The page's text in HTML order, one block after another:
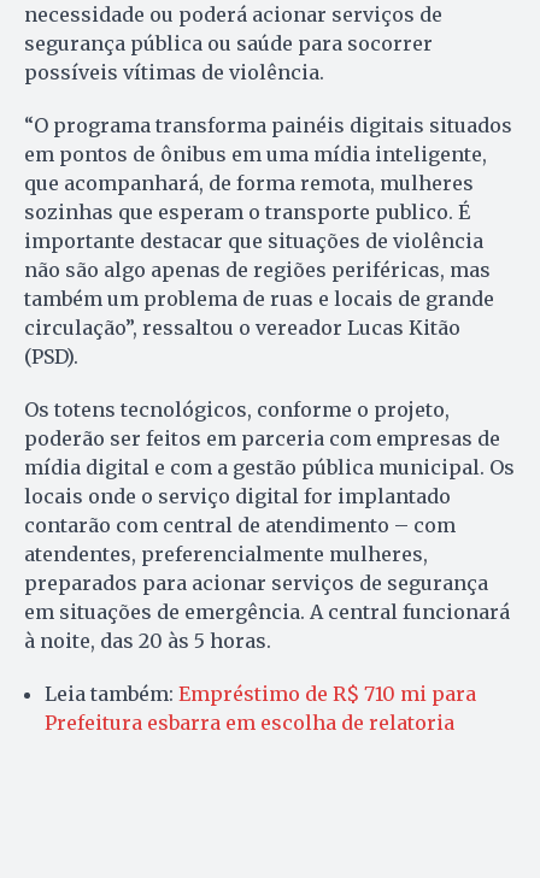
necessidade ou poderá acionar serviços de
segurança pública ou saúde para socorrer
possíveis vítimas de violência.
“O programa transforma painéis digitais situados
em pontos de ônibus em uma mídia inteligente,
que acompanhará, de forma remota, mulheres
sozinhas que esperam o transporte publico. É
importante destacar que situações de violência
não são algo apenas de regiões periféricas, mas
também um problema de ruas e locais de grande
circulação”, ressaltou o vereador Lucas Kitão
(PSD).
Os totens tecnológicos, conforme o projeto,
poderão ser feitos em parceria com empresas de
mídia digital e com a gestão pública municipal. Os
locais onde o serviço digital for implantado
contarão com central de atendimento – com
atendentes, preferencialmente mulheres,
preparados para acionar serviços de segurança
em situações de emergência. A central funcionará
à noite, das 20 às 5 horas.
Leia também: Empréstimo de R$ 710 mi para
Prefeitura esbarra em escolha de relatoria